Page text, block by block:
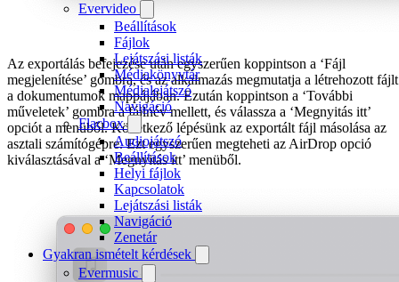
Evervideo
Beállítások
Fájlok
Lejátszási listák
Médiakönyvtár
Médialejátszó
Navigáció
Flacbox
Audiojátszó
Beállítások
Helyi fájlok
Kapcsolatok
Lejátszási listák
Navigáció
Zenetár
Gyakran ismételt kérdések
Evermusic
Az exportálás befejezése után egyszerűen koppintson a ‘Fájl
megjelenítése’ gombra, és az alkalmazás megmutatja a létrehozott fájlt
a dokumentumok mappájában. Ezután koppintson a ‘További
műveletek’ gombra a fájlnév mellett, és válassza a ‘Megnyitás itt’
opciót a menüből. Következő lépésünk az exportált fájl másolása az
asztali számítógépre. Ezt egyszerűen megteheti az AirDrop opció
kiválasztásával a ‘Megnyitás itt’ menüből.